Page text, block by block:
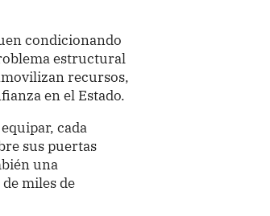
condicionando
estructural
recursos,
en el Estado.
cada
sus puertas
una
miles de